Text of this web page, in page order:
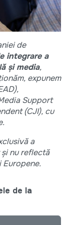
de
integrare a
și media,
expunem
Support
(CJI), cu
a
nu reflectă
de la